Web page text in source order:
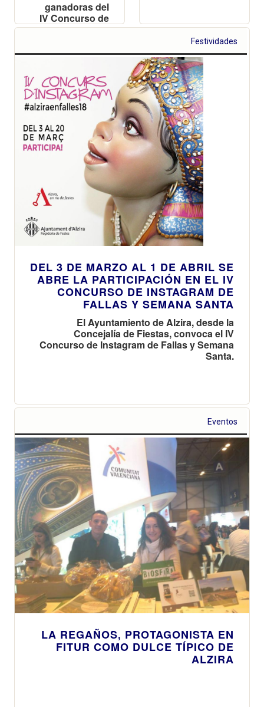
ganadoras del
IV Concurso de
Instagram de
Festividades
DEL 3 DE MARZO AL 1 DE ABRIL SE
ABRE LA PARTICIPACIÓN EN EL IV
CONCURSO DE INSTAGRAM DE
FALLAS Y SEMANA SANTA
El Ayuntamiento de Alzira, desde la
Concejalía de Fiestas, convoca el IV
Concurso de Instagram de Fallas y Semana
Santa.
Eventos
LA REGAÑOS, PROTAGONISTA EN
FITUR COMO DULCE TÍPICO DE
ALZIRA